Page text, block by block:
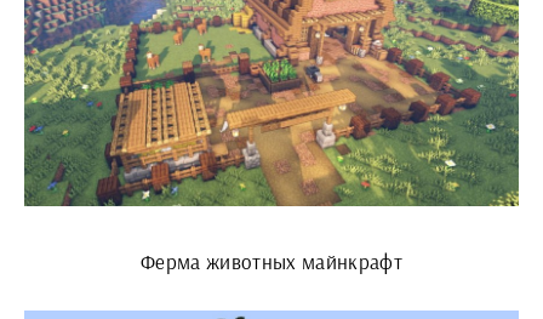
Ферма животных майнкрафт